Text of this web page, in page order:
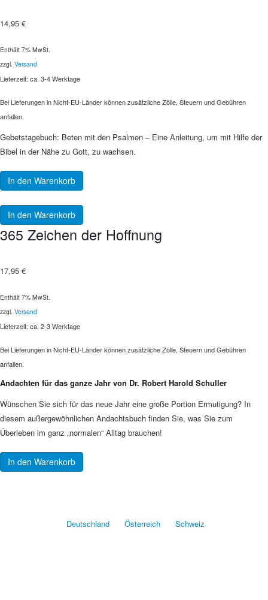
14,95 €
Enthält 7% MwSt.
zzgl. Versand
Lieferzeit: ca. 3-4 Werktage
Bei Lieferungen in Nicht-EU-Länder können zusätzliche Zölle, Steuern und Gebühren
anfallen.
Gebetstagebuch: Beten mit den Psalmen – Eine Anleitung, um mit Hilfe der
Bibel in der Nähe zu Gott, zu wachsen.
In den Warenkorb
In den Warenkorb
365 Zeichen der Hoffnung
17,95 €
Enthält 7% MwSt.
zzgl. Versand
Lieferzeit: ca. 2-3 Werktage
Bei Lieferungen in Nicht-EU-Länder können zusätzliche Zölle, Steuern und Gebühren
anfallen.
Andachten für das ganze Jahr von Dr. Robert Harold Schuller
Wünschen Sie sich für das neue Jahr eine große Portion Ermutigung? In
diesem außergewöhnlichen Andachtsbuch finden Sie, was Sie zum
Überleben im ganz „normalen“ Alltag brauchen!
In den Warenkorb
Deutschland Österreich Schweiz